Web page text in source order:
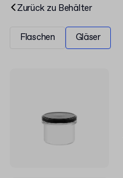
Zurück zu Behälter
Flaschen Gläser